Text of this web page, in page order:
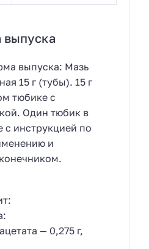
выпуска
выпуска: Мазь
15 г (тубы). 15 г
тюбике с
Один тюбик в
с инструкцией по
и
— 0,275 г,